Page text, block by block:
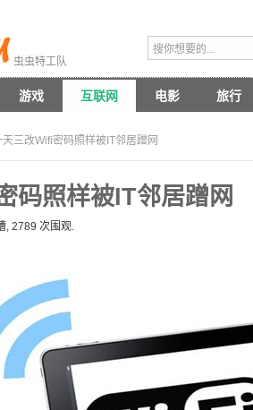
虫虫特工队
游戏 互联网 电影 旅行
天三改Wifi密码照样被IT邻居蹭网
码照样被IT邻居蹭网
, 2789 次围观.